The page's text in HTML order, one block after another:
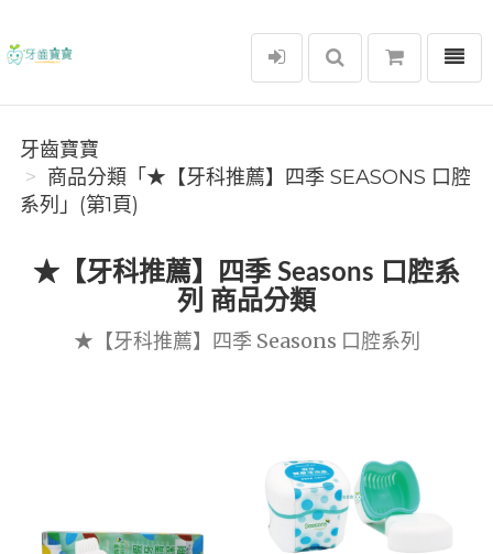
牙齒寶寶
選單
牙齒寶寶
商品分類「★【牙科推薦】四季 SEASONS 口腔
系列」(第1頁)
★【牙科推薦】四季 Seasons 口腔系
列 商品分類
★【牙科推薦】四季 Seasons 口腔系列